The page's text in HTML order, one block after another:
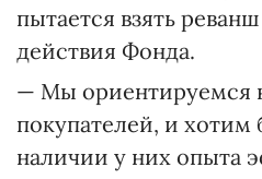
пытается взять
действия Фонда.
— Мы ориентируемся
покупателей, и
наличии у них опыта